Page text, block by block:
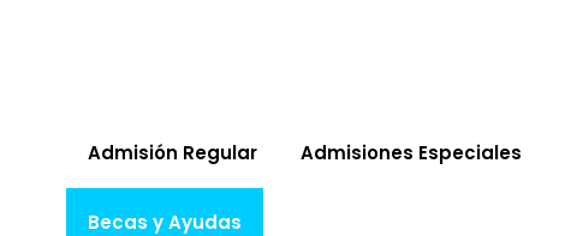
Admisión Regular Admisiones Especiales
Becas y Ayudas